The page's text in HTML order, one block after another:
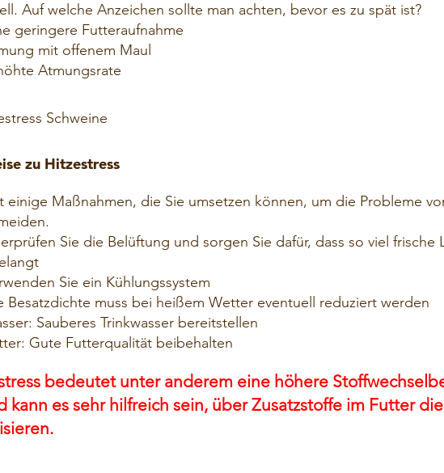
Auf welche Anzeichen sollte man achten, bevor es zu spät ist?
geringere Futteraufnahme
mit offenem Maul
Atmungsrate
zu Hitzestress
einige Maßnahmen, die Sie umsetzen können, um die Probleme
Sie die Belüftung und sorgen Sie dafür, dass so viel frische
Sie ein Kühlungssystem
muss bei heißem Wetter eventuell reduziert werden
Sauberes Trinkwasser bereitstellen
Gute Futterqualität beibehalten
bedeutet unter anderem eine höhere
kann es sehr hilfreich sein, über Zusatzstoffe im Futter